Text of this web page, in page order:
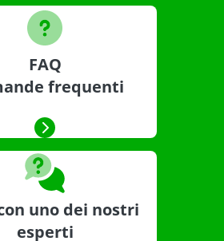
FAQ
frequenti
uno dei nostri
esperti